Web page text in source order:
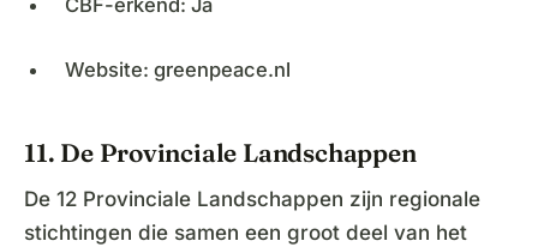
Website: greenpeace.nl
11. De Provinciale Landschappen
De 12 Provinciale Landschappen zijn regionale
stichtingen die samen een groot deel van het